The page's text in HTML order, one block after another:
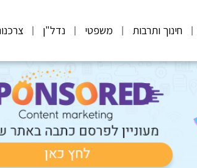
חינוך ותרבות משפטי נדל"ן